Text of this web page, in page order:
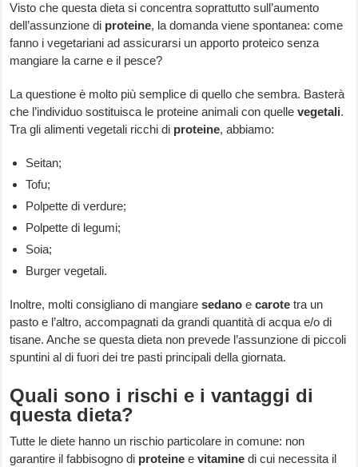
Visto che questa dieta si concentra soprattutto sull’aumento
dell’assunzione di proteine, la domanda viene spontanea: come
fanno i vegetariani ad assicurarsi un apporto proteico senza
mangiare la carne e il pesce?
La questione è molto più semplice di quello che sembra. Basterà
che l’individuo sostituisca le proteine animali con quellevegetali.
Tra gli alimenti vegetali ricchi di proteine, abbiamo:
Seitan;
Tofu;
Polpette di verdure;
Polpette di legumi;
Soia;
Burger vegetali.
Inoltre, molti consigliano di mangiaresedano ecarote tra un
pasto e l’altro, accompagnati da grandi quantità di acqua e/o di
tisane. Anche se questa dieta non prevede l’assunzione di piccoli
spuntini al di fuori dei tre pasti principali della giornata.
Quali sono i rischi e i vantaggi di
questa dieta?
Tutte le diete hanno un rischio particolare in comune: non
garantire il fabbisogno di proteine evitamine di cui necessita il